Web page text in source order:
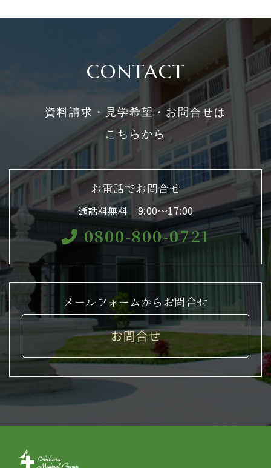
CONTACT
資料請求・見学希望・お問合せは
こちらから
お電話でお問合せ
通話料無料 9:00〜17:00
0800-800-0721
メールフォームからお問合せ
お問合せ